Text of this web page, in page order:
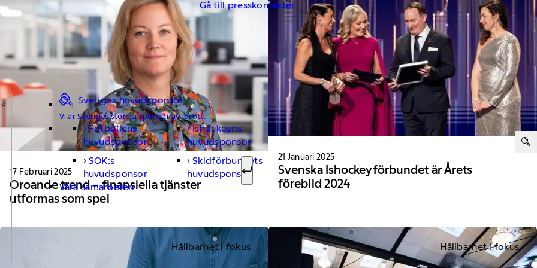
Gå till presskontakter
Sveriges huvudsponsor
Vi är Sveriges största sponsor av idrott.
Fotbollens
huvudsponsor
Ishockeyns
huvudsponsor
SOK:s
huvudsponsor
Skidförbundets
huvudsponsor
Våra samarbeten
Sök efter:
17 Februari 2025
Oroande trend – finansiella tjänster
utformas som spel
21 Januari 2025
Svenska Ishockeyförbundet är Årets
förebild 2024
Hållbarhet i fokus Hållbarhet i fokus